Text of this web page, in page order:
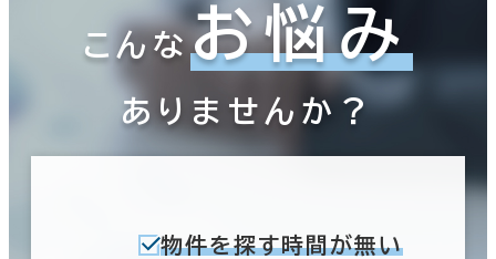
こんなお悩み
ありませんか？
物件を探す時間が無い